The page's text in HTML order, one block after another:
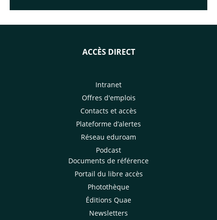
ACCÈS DIRECT
Intranet
Offres d'emplois
Contacts et accès
Plateforme d’alertes
Réseau eduroam
Podcast
Documents de référence
Portail du libre accès
Photothèque
Éditions Quae
Newsletters